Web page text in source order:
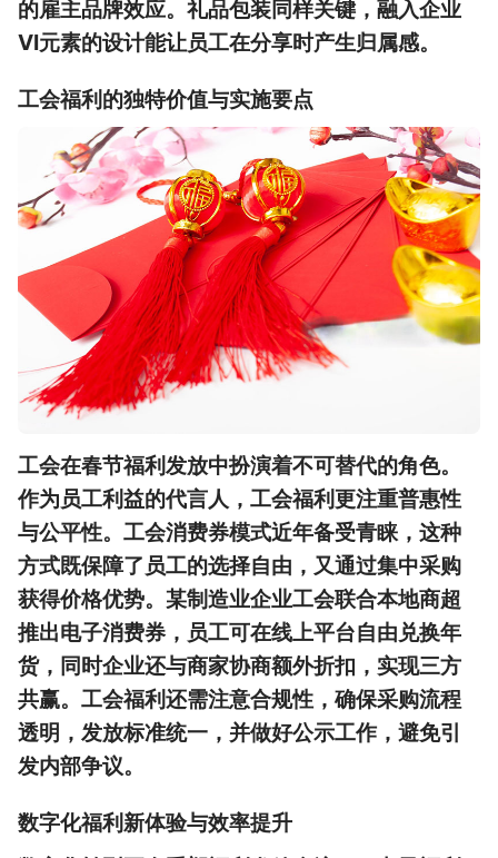
的雇主品牌效应。礼品包装同样关键，融入企业
VI元素的设计能让员工在分享时产生归属感。
工会福利的独特价值与实施要点
工会在春节福利发放中扮演着不可替代的角色。
作为员工利益的代言人，工会福利更注重普惠性
与公平性。工会消费券模式近年备受青睐，这种
方式既保障了员工的选择自由，又通过集中采购
获得价格优势。某制造业企业工会联合本地商超
推出电子消费券，员工可在线上平台自由兑换年
货，同时企业还与商家协商额外折扣，实现三方
共赢。工会福利还需注意合规性，确保采购流程
透明，发放标准统一，并做好公示工作，避免引
发内部争议。
数字化福利新体验与效率提升